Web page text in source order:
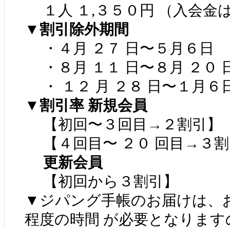
１人 １,３５０円 （入会金
▼割引除外期間
・４月 ２７ 日〜５月６日
・８月 １１ 日〜８月 ２０
・ １２ 月 ２８ 日〜１月６
▼割引率 新規会員
【初回〜３回目→２割引】
【４回目〜 ２０ 回目→３
更新会員
【初回から３割引】
▼ジパング手帳のお届けは、
程度の時間 が必要となりま